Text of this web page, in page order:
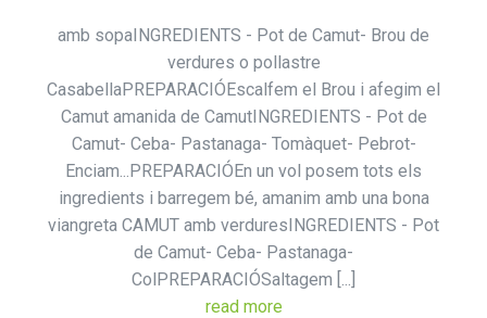
amb sopaINGREDIENTS - Pot de Camut- Brou de
verdures o pollastre
CasabellaPREPARACIÓEscalfem el Brou i afegim el
Camut amanida de CamutINGREDIENTS - Pot de
Camut- Ceba- Pastanaga- Tomàquet- Pebrot-
Enciam...PREPARACIÓEn un vol posem tots els
ingredients i barregem bé, amanim amb una bona
viangreta CAMUT amb verduresINGREDIENTS - Pot
de Camut- Ceba- Pastanaga-
ColPREPARACIÓSaltagem [...]
read more